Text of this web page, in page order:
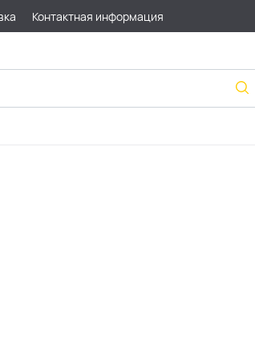
Контактная информация